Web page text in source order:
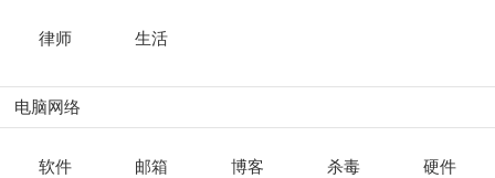
律师 生活
电脑网络
软件 邮箱 博客 杀毒 硬件